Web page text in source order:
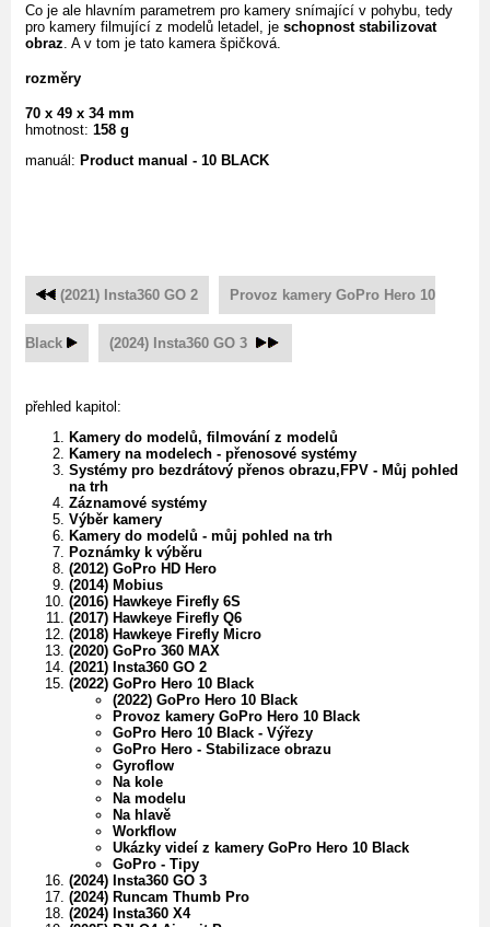
Co je ale hlavním parametrem pro kamery snímající v pohybu, tedy
pro kamery filmující z modelů letadel, je schopnost stabilizovat
obraz . A v tom je tato kamera špičková.
rozměry
70 x 49 x 34 mm
hmotnost: 158 g
manuál: Product manual - 10 BLACK
(2021) Insta360 GO 2 Provoz kamery GoPro Hero 10
Black (2024) Insta360 GO 3
přehled kapitol:
Kamery do modelů, filmování z modelů
Kamery na modelech - přenosové systémy
Systémy pro bezdrátový přenos obrazu,FPV - Můj pohled
na trh
Záznamové systémy
Výběr kamery
Kamery do modelů - můj pohled na trh
Poznámky k výběru
(2012) GoPro HD Hero
(2014) Mobius
(2016) Hawkeye Firefly 6S
(2017) Hawkeye Firefly Q6
(2018) Hawkeye Firefly Micro
(2020) GoPro 360 MAX
(2021) Insta360 GO 2
(2022) GoPro Hero 10 Black
(2022) GoPro Hero 10 Black
Provoz kamery GoPro Hero 10 Black
GoPro Hero 10 Black - Výřezy
GoPro Hero - Stabilizace obrazu
Gyroflow
Na kole
Na modelu
Na hlavě
Workflow
Ukázky videí z kamery GoPro Hero 10 Black
GoPro - Tipy
(2024) Insta360 GO 3
(2024) Runcam Thumb Pro
(2024) Insta360 X4